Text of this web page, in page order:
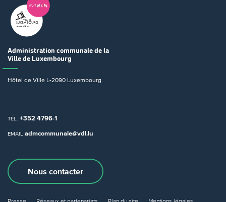
Administration communale de la
Ville de Luxembourg
Hôtel de Ville L-2090 Luxembourg
TÉL. +352 4796-1
EMAIL admcommunale@vdl.lu
Nous contacter
Presse Réseaux et partenariats Plan du site Mentions légales